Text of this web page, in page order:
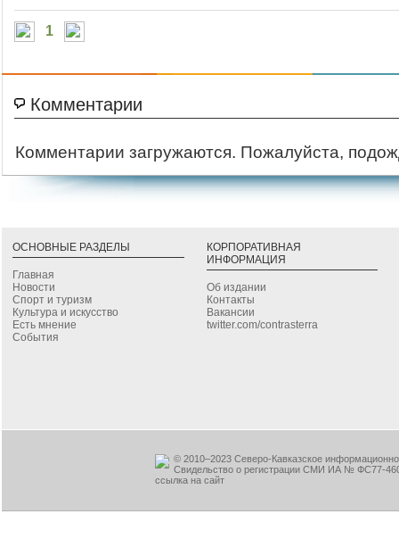
1
Комментарии
Комментарии загружаются. Пожалуйста,
ОСНОВНЫЕ РАЗДЕЛЫ
Главная
Новости
Спорт и туризм
Культура и искусство
Есть мнение
События
КОРПОРАТИВНАЯ
ИНФОРМАЦИЯ
Об издании
Контакты
Вакансии
twitter.com/contrasterra
© 2010–2023 Северо-Кавказское
Свидельство о регистрации СМИ ИА № ФС77-
ссылка на сайт